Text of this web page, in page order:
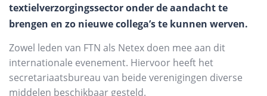
textielverzorgingssector onder de aandacht te
brengen en zo nieuwe collega’s te kunnen werven.
Zowel leden van FTN als Netex doen mee aan dit
internationale evenement. Hiervoor heeft het
secretariaatsbureau van beide verenigingen diverse
middelen beschikbaar gesteld.